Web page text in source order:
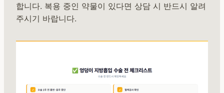
합니다. 복용 중인 약물이 있다면 상담 시 반드시 알려
주시기 바랍니다.